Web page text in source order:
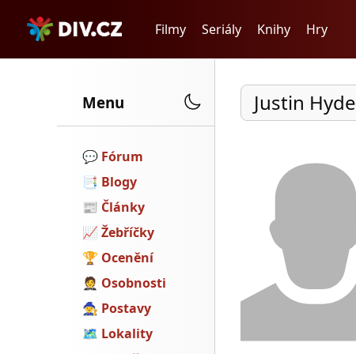
Filmy Seriály Knihy Hry
Menu
💬️ Fórum
📑 Blogy
📰 Články
📈 Žebříčky
🏆 Ocenění
🤵 Osobnosti
🧙 Postavy
🗺 Lokality
Justin Hyde